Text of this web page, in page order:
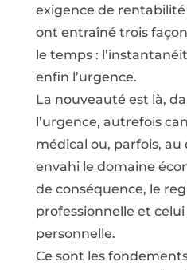
exigence de
ont entraîné trois
le temps :
enfin l’urgence.
La nouveauté est là,
l’urgence, autrefois
médical ou, parfois,
envahi le domaine
de conséquence, le
professionnelle et celui
personnelle.
Ce sont les